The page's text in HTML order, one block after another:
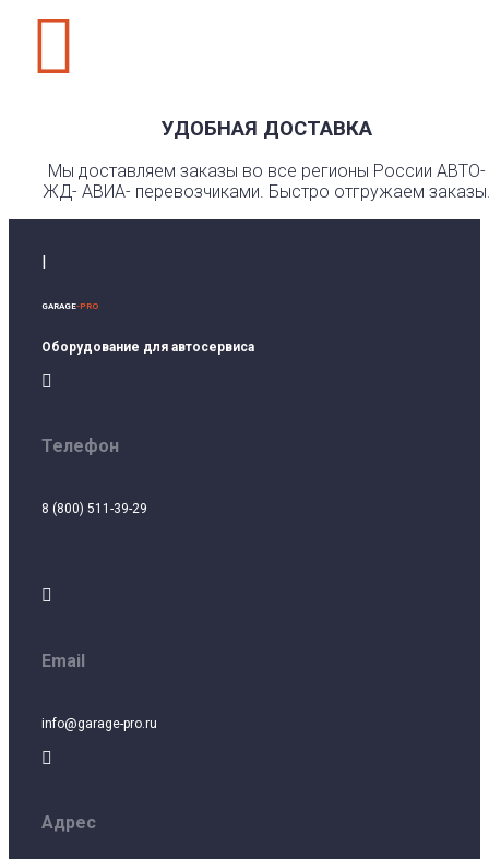

УДОБНАЯ ДОСТАВКА
Мы доставляем заказы во все регионы России АВТО-
ЖД- АВИА- перевозчиками. Быстро отгружаем
GARAGE-PRO
Оборудование для автосервиса

Телефон
8 (800) 511-39-29

Email
info@garage-pro.ru

Адрес